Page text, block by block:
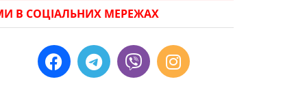
В СОЦІАЛЬНИХ МЕРЕЖАХ